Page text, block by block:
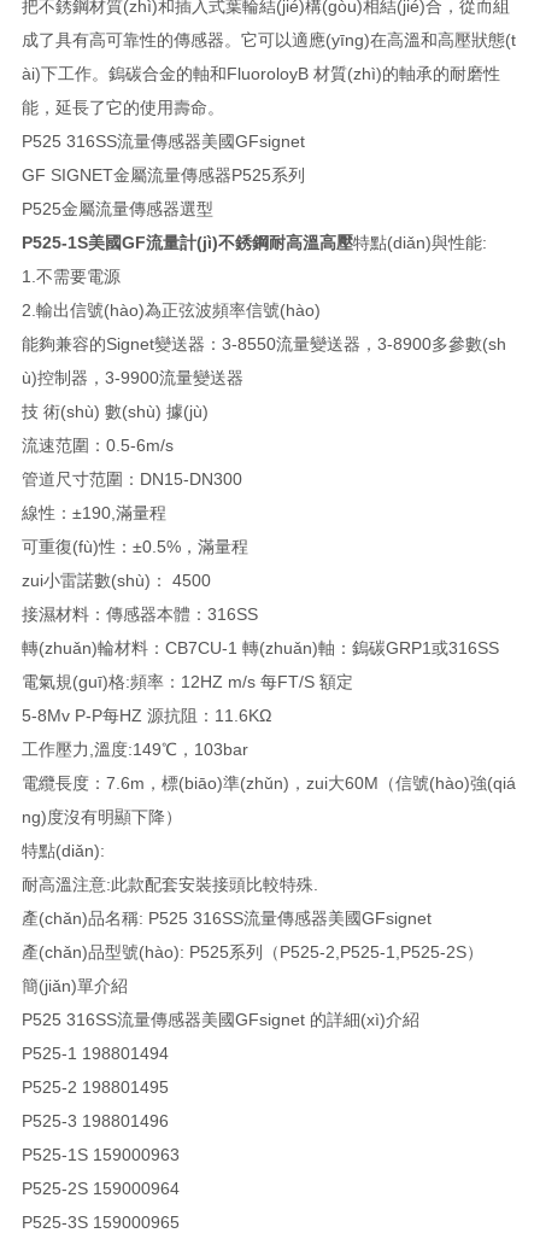
把不銹鋼材質(zhì)和插入式葉輪結(jié)構(gòu)相結(jié)合，從而組
成了具有高可靠性的傳感器。它可以適應(yīng)在高溫和高壓狀態(t
ài)下工作。鎢碳合金的軸和FluoroloyB 材質(zhì)的軸承的耐磨性
能，延長了它的使用壽命。
P525 316SS流量傳感器美國GFsignet
GF SIGNET金屬流量傳感器P525系列
P525金屬流量傳感器選型
P525-1S美國GF流量計(jì)不銹鋼耐高溫高壓特點(diǎn)與性能:
1.不需要電源
2.輸出信號(hào)為正弦波頻率信號(hào)
能夠兼容的Signet變送器：3-8550流量變送器，3-8900多參數(sh
ù)控制器，3-9900流量變送器
技 術(shù) 數(shù) 據(jù)
流速范圍：0.5-6m/s
管道尺寸范圍：DN15-DN300
線性：±190,滿量程
可重復(fù)性：±0.5%，滿量程
zui小雷諾數(shù)： 4500
接濕材料：傳感器本體：316SS
轉(zhuǎn)輪材料：CB7CU-1 轉(zhuǎn)軸：鎢碳GRP1或316SS
電氣規(guī)格:頻率：12HZ m/s 每FT/S 額定
5-8Mv P-P每HZ 源抗阻：11.6KΩ
工作壓力,溫度:149℃，103bar
電纜長度：7.6m，標(biāo)準(zhǔn)，zui大60M（信號(hào)強(qiá
ng)度沒有明顯下降）
特點(diǎn):
耐高溫注意:此款配套安裝接頭比較特殊.
產(chǎn)品名稱: P525 316SS流量傳感器美國GFsignet
產(chǎn)品型號(hào): P525系列（P525-2,P525-1,P525-2S）
簡(jiǎn)單介紹
P525 316SS流量傳感器美國GFsignet 的詳細(xì)介紹
P525-1 198801494
P525-2 198801495
P525-3 198801496
P525-1S 159000963
P525-2S 159000964
P525-3S 159000965